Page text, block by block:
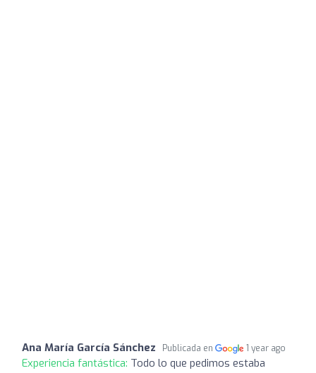
Ana María García Sánchez Publicada en 1 year ago
Experiencia fantástica: Todo lo que pedimos estaba